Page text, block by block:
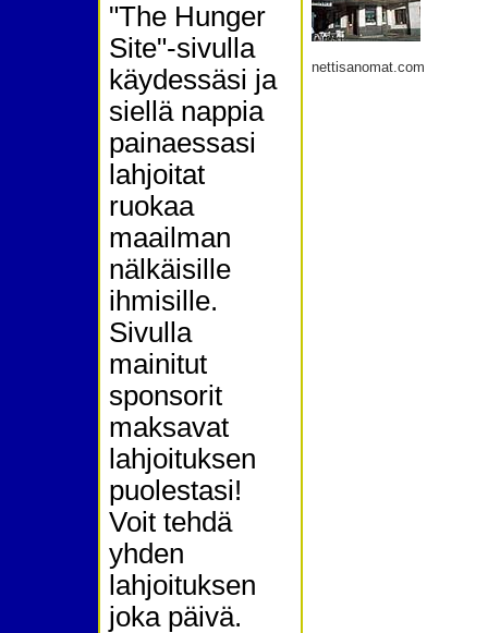
"The Hunger
Site"-sivulla
käydessäsi ja
siellä nappia
painaessasi
lahjoitat
ruokaa
maailman
nälkäisille
ihmisille.
Sivulla
mainitut
sponsorit
maksavat
lahjoituksen
puolestasi!
Voit tehdä
yhden
lahjoituksen
joka päivä.
nettisanomat.com